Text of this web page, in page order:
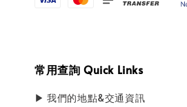
常用查詢 Quick Links
▶ 我們的地點&交通資訊